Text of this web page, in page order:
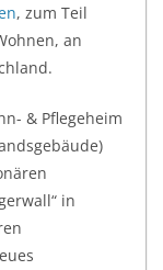
, zum Teil
an
& Pflegeheim
in